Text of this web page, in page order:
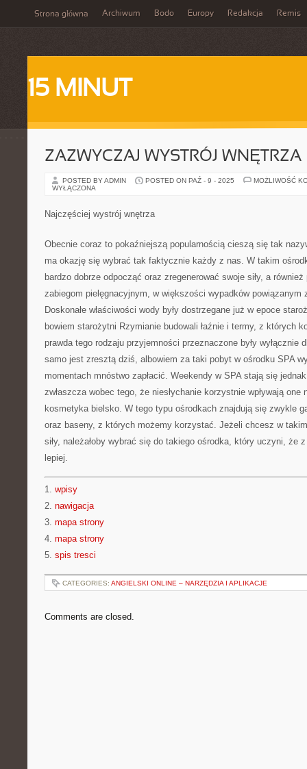
Strona główna Archiwum Bodo Europy Redakcja Remis
15 MINUT
ZAZWYCZAJ WYSTRÓJ WNĘTRZA
POSTED BY ADMIN POSTED ON PAŹ - 9 - 2025
MOŻLIWOŚĆ
WYŁĄCZONA
Najczęściej wystrój wnętrza
Obecnie coraz to pokaźniejszą popularnością cieszą się tak
ma okazję się wybrać tak faktycznie każdy z nas. W takim
bardzo dobrze odpocząć oraz zregenerować swoje siły, a
zabiegom pielęgnacyjnym, w większości wypadków powiązanym
Doskonałe właściwości wody były dostrzegane już w epoce
bowiem starożytni Rzymianie budowali łaźnie i termy, z których
prawda tego rodzaju przyjemności przeznaczone były wyłącznie
samo jest zresztą dziś, albowiem za taki pobyt w ośrodku SPA
momentach mnóstwo zapłacić. Weekendy w SPA stają się
zwłaszcza wobec tego, że niesłychanie korzystnie wpływają one
kosmetyka bielsko. W tego typu ośrodkach znajdują się zwykle
oraz baseny, z których możemy korzystać. Jeżeli chcesz w
siły, należałoby wybrać się do takiego ośrodka, który uczyni, że
lepiej.
1. wpisy
2. nawigacja
3. mapa strony
4. mapa strony
5. spis tresci
CATEGORIES: ANGIELSKI ONLINE – NARZĘDZIA I APLIKACJE
Comments are closed.